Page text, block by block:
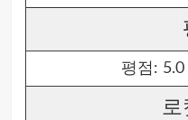
평점: 5.0
로